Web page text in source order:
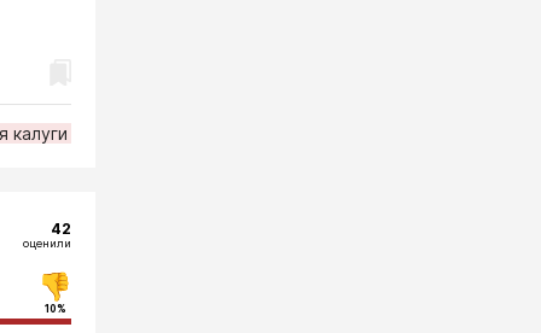
калуги
42
оценили
10%